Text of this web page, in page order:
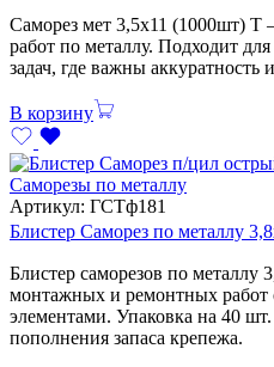
Саморез мет 3,5х11 (1000шт)
работ по металлу. Подходит
задач, где важны аккуратность
В корзину
Саморезы по металлу
Артикул: ГСТф181
Блистер Саморез по металлу
Блистер саморезов по металлу
монтажных и ремонтных работ
элементами. Упаковка на 40
пополнения запаса крепежа.